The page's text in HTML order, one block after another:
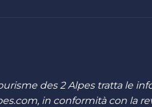
des 2 Alpes tratta le
in conformità con la